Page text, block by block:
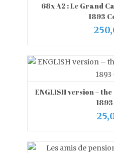
CHOIX DES
68x A2 : Le Grand
1893
AJOUTER AU
ENGLISH version –